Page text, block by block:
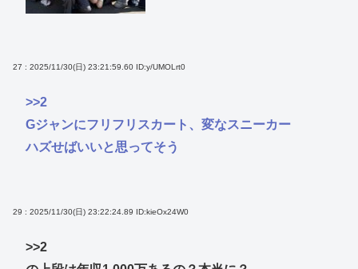
27 : 2025/11/30(日) 23:21:59.60 ID:y/UMOLrt0
>>2
Gジャンにフリフリスカート、変なスニーカー
ハズせばいいと思ってそう
29 : 2025/11/30(日) 23:22:24.89 ID:kieOx24W0
>>2